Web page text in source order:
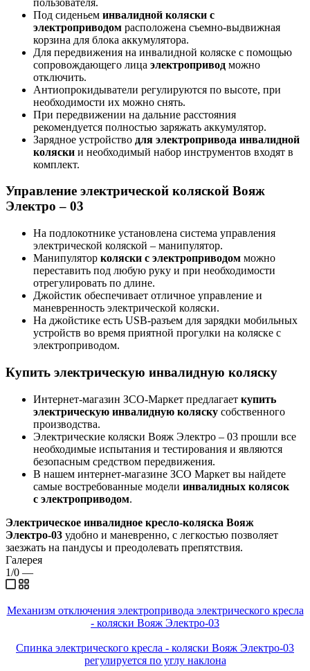
Под сиденьем инвалидной коляски с
электроприводом расположена съемно-выдвижная
корзина для блока аккумулятора.
Для передвижения на инвалидной коляске с помощью
сопровождающего лица электропривод можно
отключить.
Антиопрокидыватели регулируются по высоте, при
необходимости их можно снять.
При передвижении на дальние расстояния
рекомендуется полностью заряжать аккумулятор.
Зарядное устройство для электропривода инвалидной
коляски и необходимый набор инструментов входят в
комплект.
Управление электрической коляской Вояж
Электро – 03
На подлокотнике установлена система управления
электрической коляской – манипулятор.
Манипулятор коляски с электроприводом можно
переставить под любую руку и при необходимости
отрегулировать по длине.
Джойстик обеспечивает отличное управление и
маневренность электрической коляски.
На джойстике есть USB-разъем для зарядки мобильных
устройств во время приятной прогулки на коляске с
электроприводом.
Купить электрическую инвалидную коляску
Интернет-магазин ЗСО-Маркет предлагает купить
электрическую инвалидную коляску собственного
производства.
Электрические коляски Вояж Электро – 03 прошли все
необходимые испытания и тестирования и являются
безопасным средством передвижения.
В нашем интернет-магазине ЗСО Маркет вы найдете
самые востребованные модели инвалидных колясок
с электроприводом.
Электрическое инвалидное кресло-коляска Вояж
Электро-03 удобно и маневренно, с легкостью позволяет
заезжать на пандусы и преодолевать препятствия.
Галерея
1/0 —
Механизм отключения электропривода электрического кресла
- коляски Вояж Электро-03
Спинка электрического кресла - коляски Вояж Электро-03
регулируется по углу наклона